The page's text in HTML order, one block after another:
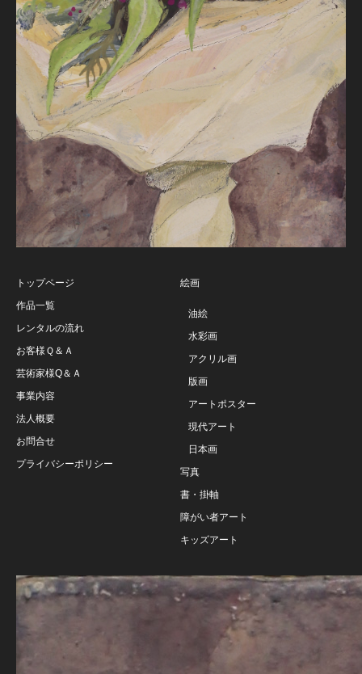
トップページ
作品一覧
レンタルの流れ
お客様Ｑ＆Ａ
芸術家様Q＆Ａ
事業内容
法人概要
お問合せ
プライバシーポリシー
絵画
油絵
水彩画
アクリル画
版画
アートポスター
現代アート
日本画
写真
書・掛軸
障がい者アート
キッズアート